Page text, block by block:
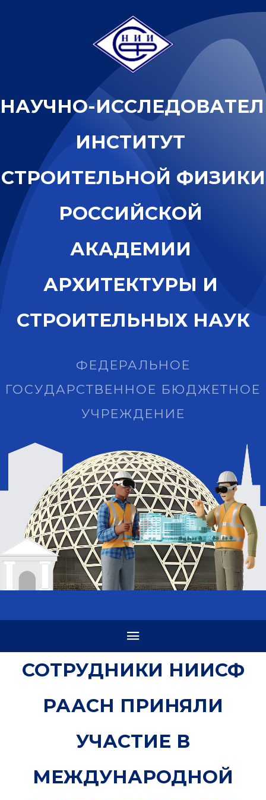
НАУЧНО-ИССЛЕДОВАТЕЛ
ИНСТИТУТ
СТРОИТЕЛЬНОЙ ФИЗИКИ
РОССИЙСКОЙ
АКАДЕМИИ
АРХИТЕКТУРЫ И
СТРОИТЕЛЬНЫХ НАУК
ФЕДЕРАЛЬНОЕ
ГОСУДАРСТВЕННОЕ БЮДЖЕТНОЕ
УЧРЕЖДЕНИЕ
СОТРУДНИКИ НИИСФ
РААСН ПРИНЯЛИ
УЧАСТИЕ В
МЕЖДУНАРОДНОЙ